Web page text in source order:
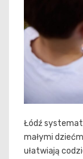
Łódź
małymi
ułatwiają